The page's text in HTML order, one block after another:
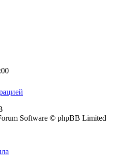
ацией
Software © phpBB Limited